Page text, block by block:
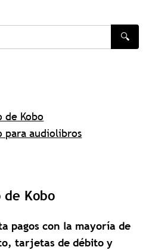
🔍
de Kobo
para audiolibros
de Kobo
pagos con la mayoría de
tarjetas de débito y